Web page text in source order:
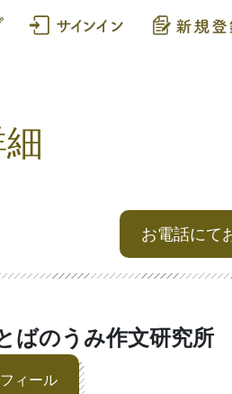
お電話にて
ばのうみ作文研究所
ィール